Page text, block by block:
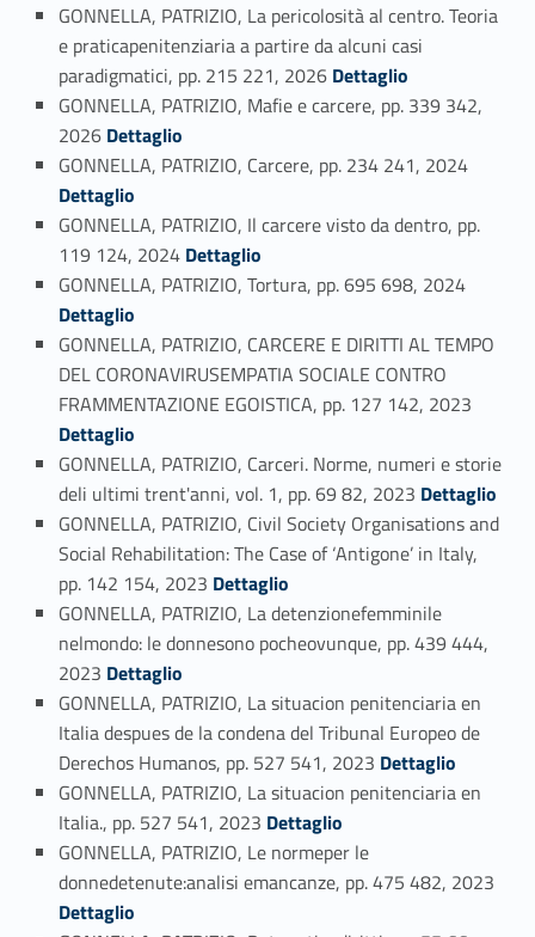
GONNELLA, PATRIZIO, La pericolosità al centro. Teoria
e praticapenitenziaria a partire da alcuni casi
paradigmatici, pp. 215 221, 2026 Link identifier #identifier_person_47741-47
Dettaglio
GONNELLA, PATRIZIO, Mafie e carcere, pp. 339 342,
2026 Link identifier #identifier_person_99758-48
Dettaglio
GONNELLA, PATRIZIO, Carcere, pp. 234 241, 2024
Dettaglio
GONNELLA, PATRIZIO, Il carcere visto da dentro, pp.
119 124, 2024 Link identifier #identifier_person_133631-50
Dettaglio
GONNELLA, PATRIZIO, Tortura, pp. 695 698, 2024
Dettaglio
GONNELLA, PATRIZIO, CARCERE E DIRITTI AL TEMPO
DEL CORONAVIRUSEMPATIA SOCIALE CONTRO
FRAMMENTAZIONE EGOISTICA, pp. 127 142, 2023
Dettaglio
GONNELLA, PATRIZIO, Carceri. Norme, numeri e storie
deli ultimi trent'anni, vol. 1, pp. 69 82, 2023 Link identifier #identifier_person_31263-53
Dettaglio
GONNELLA, PATRIZIO, Civil Society Organisations and
Social Rehabilitation: The Case of ‘Antigone’ in Italy,
pp. 142 154, 2023 Link identifier #identifier_person_132918-54
Dettaglio
GONNELLA, PATRIZIO, La detenzionefemminile
nelmondo: le donnesono pocheovunque, pp. 439 444,
2023 Link identifier #identifier_person_14847-55
Dettaglio
GONNELLA, PATRIZIO, La situacion penitenciaria en
Italia despues de la condena del Tribunal Europeo de
Derechos Humanos, pp. 527 541, 2023 Link identifier #identifier_person_177367-56
Dettaglio
GONNELLA, PATRIZIO, La situacion penitenciaria en
Italia., pp. 527 541, 2023 Link identifier #identifier_person_84856-57
Dettaglio
GONNELLA, PATRIZIO, Le normeper le
donnedetenute:analisi emancanze, pp. 475 482, 2023
Dettaglio